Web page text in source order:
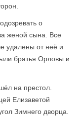
о
женой сына. Все
удалены от неё и
братья Орловы и
на престол.
Елизаветой
Зимнего дворца.